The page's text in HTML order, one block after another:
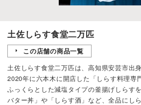
土佐しらす食堂二万匹
この店舗の商品一覧
土佐しらす食堂二万匹は、高知県安芸市出
2020年に六本木に開店した「しらす料理専
ふっくらとした減塩タイプの釜揚げしらす
バター丼」や「しらす酒」など、全品にし